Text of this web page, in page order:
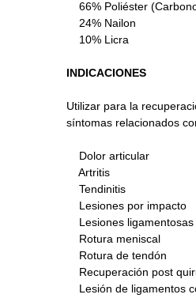
66% Poliéster
24% Nailon
10% Licra
INDICACIONES
Utilizar para la
síntomas relacionados
Dolor articular
Artritis
Tendinitis
Lesiones por impacto
Lesiones ligamentosas
Rotura meniscal
Rotura de tendón
Recuperación post
Lesión de ligamentos